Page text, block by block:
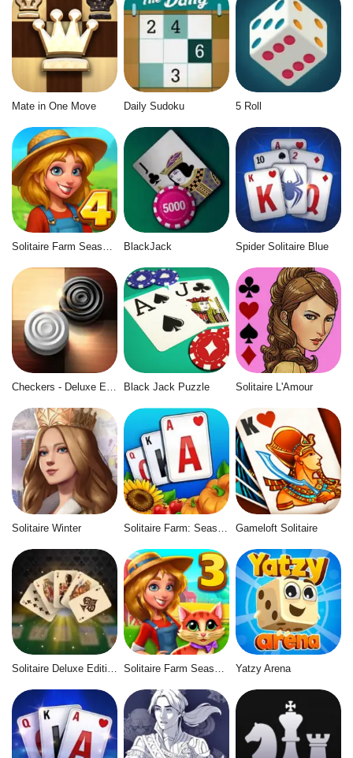
Mate in One Move Daily Sudoku 5 Roll
BlackJack Spider Solitaire Blue
Checkers - Deluxe Edition Black Jack Puzzle Solitaire L'Amour
Solitaire Winter Gameloft Solitaire
Yatzy Arena